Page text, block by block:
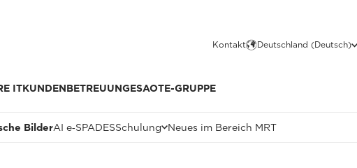
Kontakt Deutschland (Deutsch)
ITKUNDENBETREUUNGESAOTE-GRUPPE
BilderAI e‑SPADESSchulung Neues im Bereich MRT